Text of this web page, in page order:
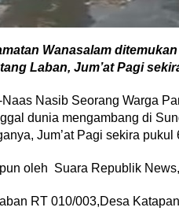
Wanasalam
Laban, Jum’at Pagi
Nasib Seorang Warga
dunia mengambang di
Jum’at Pagi sekira pukul
oleh Suara Republik
RT 010/003,Desa